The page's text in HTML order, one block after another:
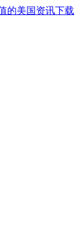
的美国资讯下载